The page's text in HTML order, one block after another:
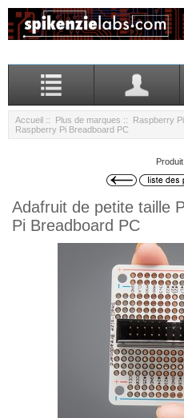
Accueil :: Plus de marques :: Raspberry Pi
Raspberry Pi Breadboard PC
Adafruit de petite taille
Pi Breadboard PC